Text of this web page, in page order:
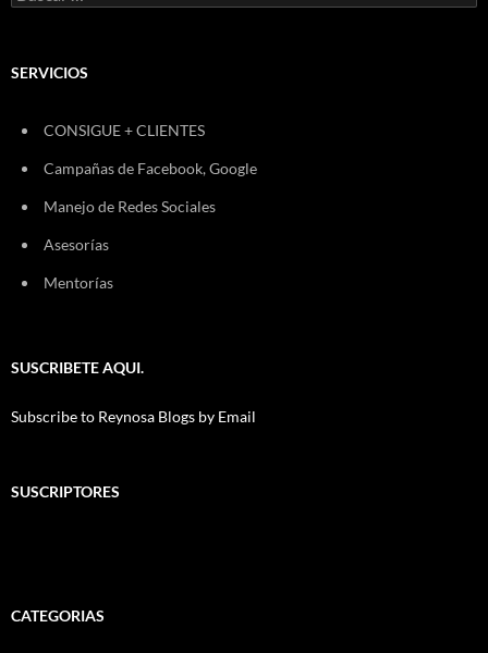
SERVICIOS
CONSIGUE + CLIENTES
Campañas de Facebook, Google
Manejo de Redes Sociales
Asesorías
Mentorías
SUSCRIBETE AQUI.
Subscribe to Reynosa Blogs by Email
SUSCRIPTORES
CATEGORIAS